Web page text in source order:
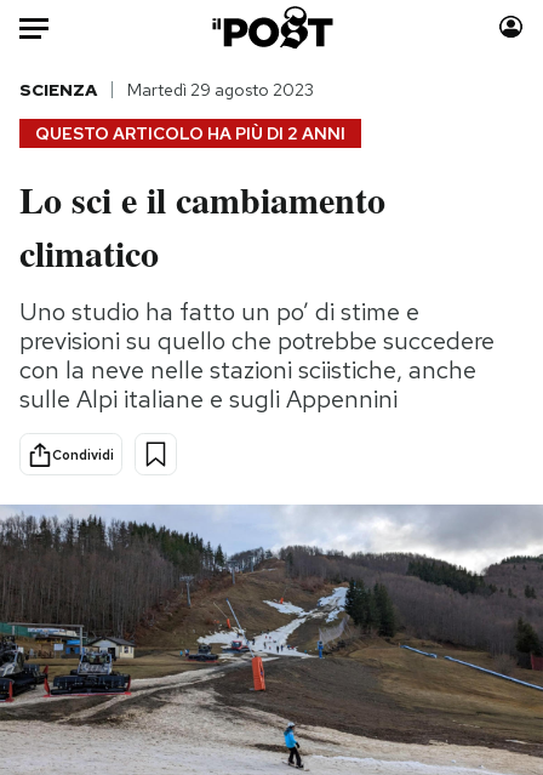
Auto
HOME
Italia
Politica
Tecnologia
Internet
Scienza
Cultura
Economia
Moda
Storie/Idee
Ok Boomer!
Media
Europa
PODCAST
NEWSLETTER
I MIEI PREFERITI
QUESTO ARTICOLO HA PIÙ DI 2 ANNI
SCIENZA Martedì 29 agosto 2023
Lo sci e il cambiamento
climatico
Uno studio ha fatto un po’ di stime e
previsioni su quello che potrebbe succedere
con la neve nelle stazioni sciistiche, anche
sulle Alpi italiane e sugli Appennini
Condividi